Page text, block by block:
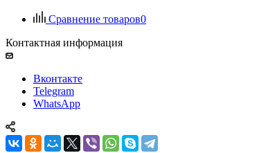
Сравнение товаров0
Контактная информация
Вконтакте
Telegram
WhatsApp